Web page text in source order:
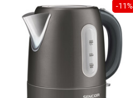
-11%